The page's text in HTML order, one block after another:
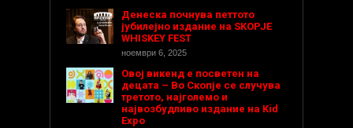
Денеска почнува петтото
јубилејно издание на SKOPJE
WHISKEY FEST
ноември 6, 2025
Овој викенд е посветен на
децата – Во Скопје се случува
третото, најголемо и
највозбудливо издание на Kid
Expo